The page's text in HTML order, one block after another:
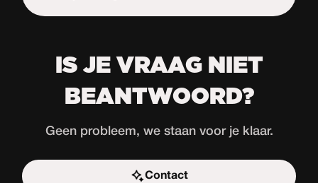
IS JE VRAAG NIET
BEANTWOORD?
Geen probleem, we staan voor je klaar.
Contact